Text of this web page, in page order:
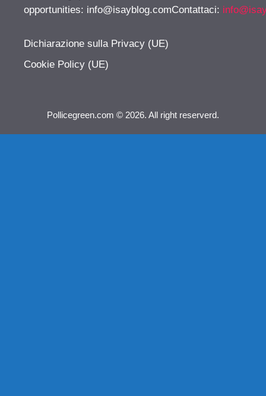
opportunities: info@isayblog.comContattaci:
Dichiarazione sulla Privacy (UE)
Cookie Policy (UE)
Pollicegreen.com © 2026. All right reserverd.